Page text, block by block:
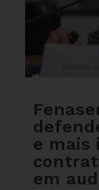
e mais
em